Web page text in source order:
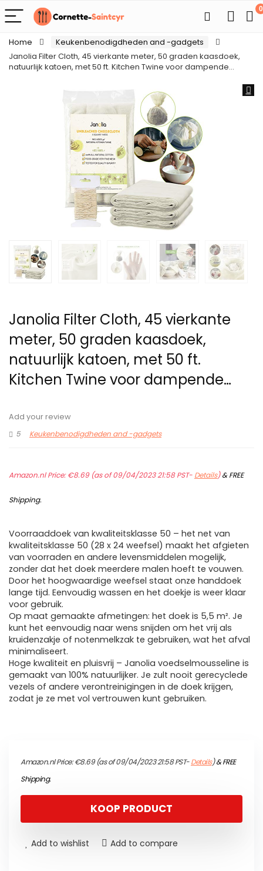
0
Home
Keukenbenodigdheden and -gadgets
Janolia Filter Cloth, 45 vierkante meter, 50 graden kaasdoek,
natuurlijk katoen, met 50 ft. Kitchen Twine voor dampende…
Janolia Filter Cloth, 45 vierkante
meter, 50 graden kaasdoek,
natuurlijk katoen, met 50 ft.
Kitchen Twine voor dampende…
Add your review
5
Keukenbenodigdheden and -gadgets
Amazon.nl Price:€8.69(as of 09/04/2023 21:58 PST- Details)&FREE
Shipping.
Voorraaddoek van kwaliteitsklasse 50 – het net van
kwaliteitsklasse 50 (28 x 24 weefsel) maakt het afgieten
van voorraden en andere levensmiddelen mogelijk,
zonder dat het doek meerdere malen hoeft te vouwen.
Door het hoogwaardige weefsel staat onze handdoek
lange tijd. Eenvoudig wassen en het doekje is weer klaar
voor gebruik.
Op maat gemaakte afmetingen: het doek is 5,5 m². Je
kunt het eenvoudig naar wens snijden om het vrij als
kruidenzakje of notenmelkzak te gebruiken, wat het afval
minimaliseert.
Hoge kwaliteit en pluisvrij – Janolia voedselmousseline is
gemaakt van 100% natuurlijker. Je zult nooit gerecyclede
vezels of andere verontreinigingen in de doek krijgen,
zodat je ze met vol vertrouwen kunt gebruiken.
Amazon.nl Price:€8.69(as of 09/04/2023 21:58 PST-Details)&FREE
Shipping.
KOOP PRODUCT
Add to wishlist Add to compare